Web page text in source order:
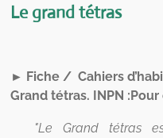
Le grand tétras
► Fiche / Cahiers
Grand tétras. INPN :Pour
"Le Grand tétras